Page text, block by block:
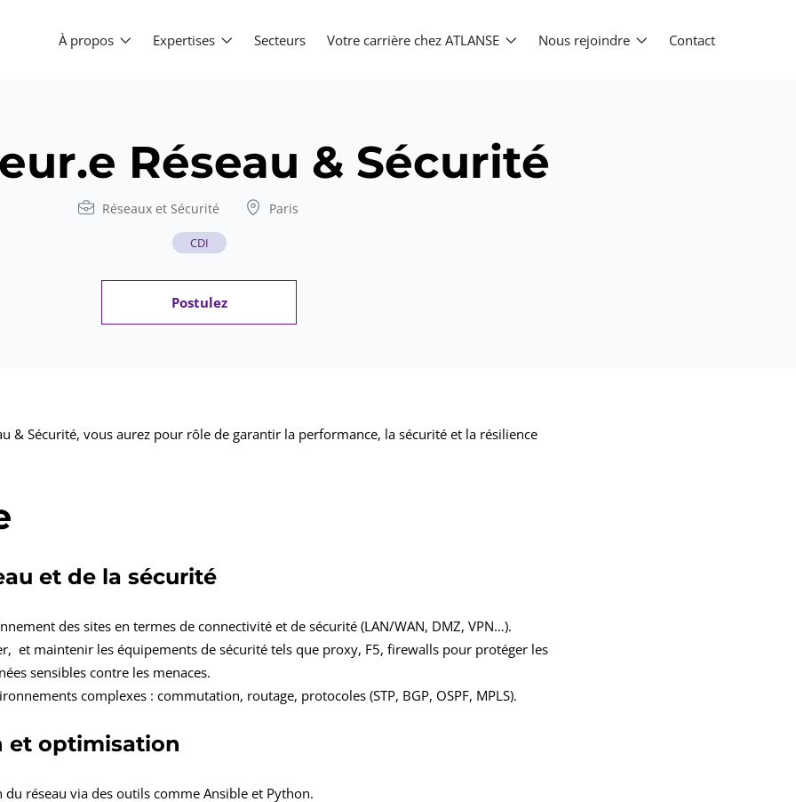
À propos Expertises Secteurs Votre carrière chez ATLANSE Nous rejoindre Contact
Réseau & Sécurité
Réseaux et Sécurité Paris
CDI
Postulez
& Sécurité, vous aurez pour rôle de garantir la performance, la sécurité et la résilience
et de la sécurité
des sites en termes de connectivité et de sécurité (LAN/WAN, DMZ, VPN…).
et maintenir les équipements de sécurité tels que proxy, F5, firewalls pour protéger les
sensibles contre les menaces.
complexes : commutation, routage, protocoles (STP, BGP, OSPF, MPLS).
et optimisation
réseau via des outils comme Ansible et Python.